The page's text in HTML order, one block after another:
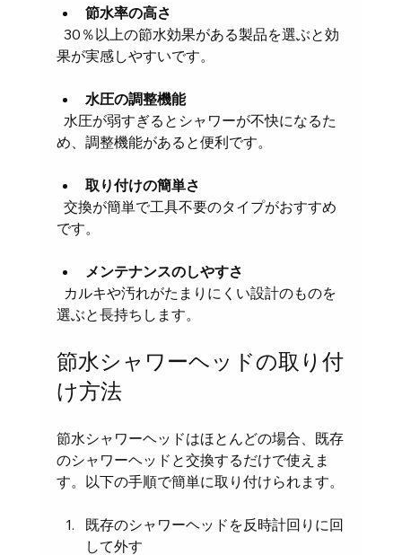
節水率の高さ
果が実感しやすいです。
水圧の調整機能
め、調整機能があると便利です。
取り付けの簡単さ
です。
メンテナンスのしやすさ
選ぶと長持ちします。
節水シャワーヘッドの取り付
け方法
節水シャワーヘッドはほとんどの場合、既存
のシャワーヘッドと交換するだけで使えま
す。以下の手順で簡単に取り付けられます。
既存のシャワーヘッドを反時計回りに回
して外す